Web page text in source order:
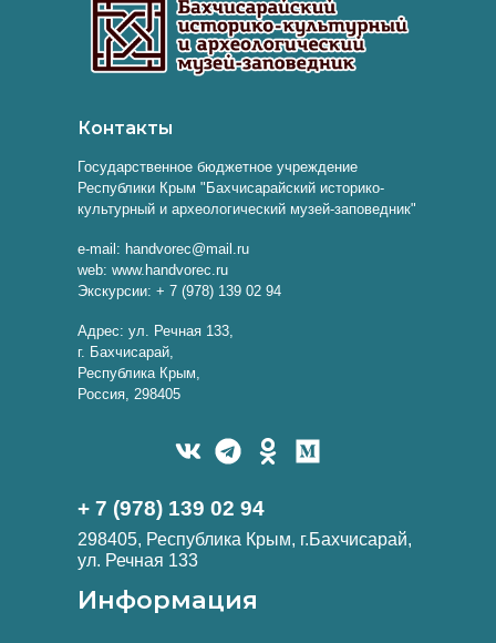
Контакты
Государственное бюджетное учреждение
Республики Крым "Бахчисарайский историко-
культурный и археологический музей-заповедник"
e-mail: handvorec@mail.ru
web: www.handvorec.ru
Экскурсии: + 7 (978) 139 02 94
Адрес: ул. Речная 133,
г. Бахчисарай,
Республика Крым,
Россия, 298405
+ 7 (978) 139 02 94
298405, Республика Крым, г.Бахчисарай,
ул. Речная 133
Информация